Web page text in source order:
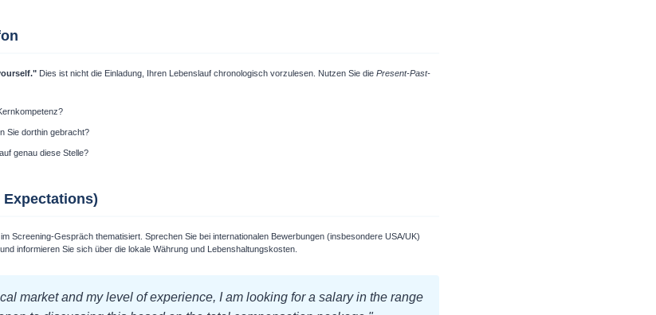
Dies ist nicht die Einladung, Ihren Lebenslauf chronologisch vorzulesen. Nutzen Sie die Present-Past-
Sie dorthin gebracht?
genau diese Stelle?
Screening-Gespräch thematisiert. Sprechen Sie bei internationalen Bewerbungen (insbesondere USA/UK)
und informieren Sie sich über die lokale Währung und Lebenshaltungskosten.
market and my level of experience, I am looking for a salary in the range